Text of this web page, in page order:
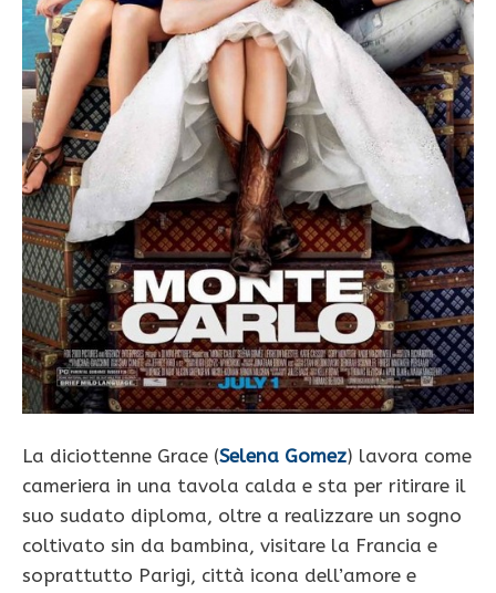
La diciottenne Grace (Selena Gomez) lavora come
cameriera in una tavola calda e sta per ritirare il
suo sudato diploma, oltre a realizzare un sogno
coltivato sin da bambina, visitare la Francia e
soprattutto Parigi, città icona dell’amore e